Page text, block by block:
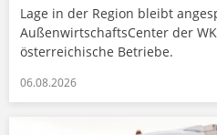
Lage in der Region bleibt
AußenwirtschaftsCenter der
österreichische Betriebe.
06.08.2026